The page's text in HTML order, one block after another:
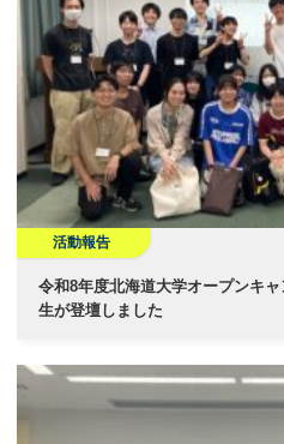
活動報告
令和8年度北海道大学オープンキ
生が登壇しました